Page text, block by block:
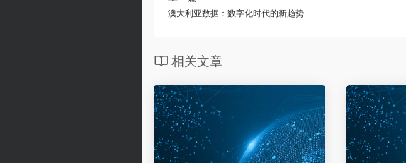
澳大利亚数据：数字化时代的新趋势
相关文章